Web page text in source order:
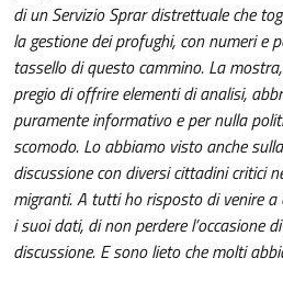
di un Servizio Sprar distrettuale che
la gestione dei profughi, con numeri e
tassello di questo cammino. La
pregio di offrire elementi di analisi,
puramente informativo e per nulla
scomodo. Lo abbiamo visto anche
discussione con diversi cittadini critici
migranti. A tutti ho risposto di venire
i suoi dati, di non perdere l’occasione
discussione. E sono lieto che molti